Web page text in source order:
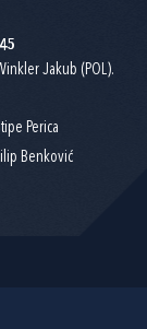
Jakub (POL).
Perica
Benković